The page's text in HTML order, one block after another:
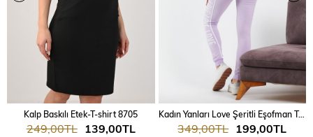
Kalp Baskılı Etek-T-shirt 8705
139,00TL
249,00TL
Kadın Yanları Love Şeritli Eşofman Takım 7025
199,00TL
349,00TL